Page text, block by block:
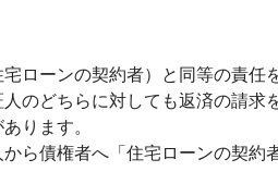
ローンの契約者）と同等の責任
のどちらに対しても返済の請
ります。
ら債権者へ「住宅ローンの契約